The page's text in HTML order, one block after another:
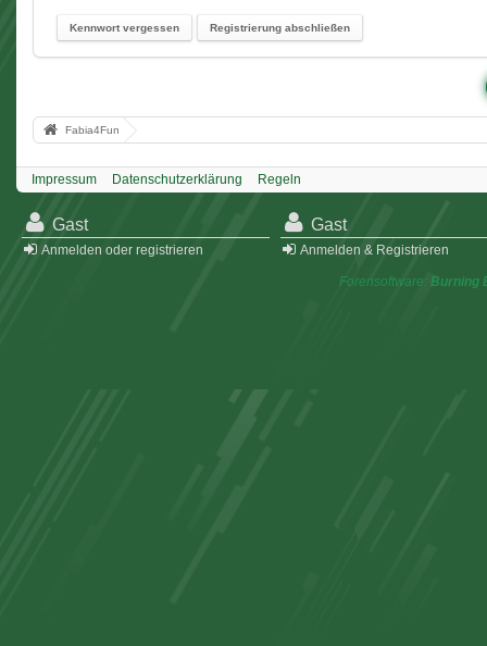
Kennwort vergessen Registrierung abschließen
Fabia4Fun
Impressum Datenschutzerklärung Regeln
Gast
Anmelden oder registrieren
Gast
Anmelden & Registrieren
Forensoftware: Burning